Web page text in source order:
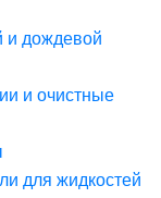
и дождевой
и очистные
для жидкостей